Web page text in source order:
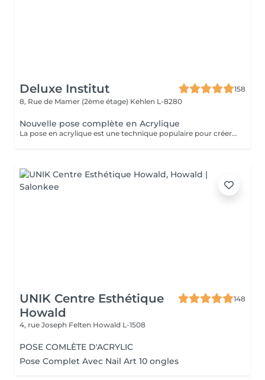
Deluxe Institut
158
8, Rue de Mamer (2ème étage) Kehlen L-8280
Nouvelle pose complète en Acrylique
La pose en acrylique est une technique populaire pour créer des ongles parfaits, durables et résistants. Elle permet de prolonger la longueur des ongles et d'obtenir une finition lisse et professionnelle. Ce soin est particulièrement recommandé pour celles qui souhaitent des ongles solides et durables. L'acrylique remplace le gel.
UNIK Centre Esthétique
Howald
148
4, rue Joseph Felten Howald L-1508
POSE COMLÈTE D'ACRYLIC
Pose Complet Avec Nail Art 10 ongles